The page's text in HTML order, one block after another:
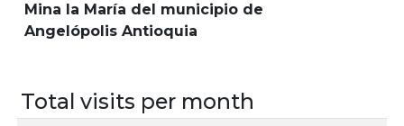
Mina la María del municipio de
Angelópolis Antioquia
Total visits per month